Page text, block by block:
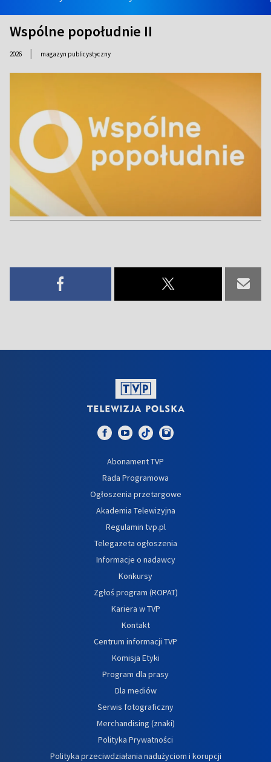
Wspólne popołudnie II
2026 | magazyn publicystyczny
Abonament TVP
Rada Programowa
Ogłoszenia przetargowe
Akademia Telewizyjna
Regulamin tvp.pl
Telegazeta ogłoszenia
Informacje o nadawcy
Konkursy
Zgłoś program (ROPAT)
Kariera w TVP
Kontakt
Centrum informacji TVP
Komisja Etyki
Program dla prasy
Dla mediów
Serwis fotograficzny
Merchandising (znaki)
Polityka Prywatności
Polityka przeciwdziałania nadużyciom i korupcji